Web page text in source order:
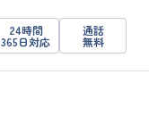
24時間
365日対応
通話
無料